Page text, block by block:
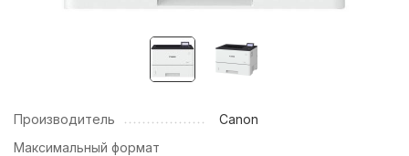
Производитель
Canon
Максимальный формат